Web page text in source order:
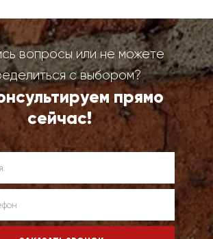
вопросы или не можете
с выбором?
прямо
сейчас!